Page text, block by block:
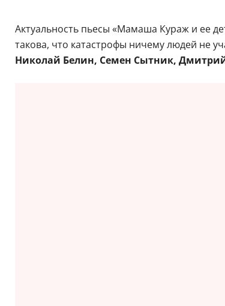
Актуальность пьесы «Мамаша Кураж и ее
такова, что катастрофы ничему людей не
Николай Белин, Семен Сытник,